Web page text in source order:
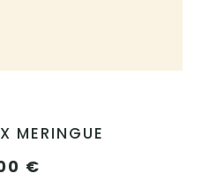
MERINGUE
€